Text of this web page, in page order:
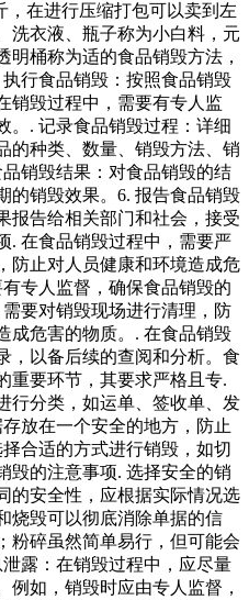
，在进行压缩打包可以卖到左
衣液、瓶子称为小白料，元
桶称为适的食品销毁方法，
行食品销毁：按照食品销毁
销毁过程中，需要有专人监
。. 记录食品销毁过程：详细
的种类、数量、销毁方法、销
销毁结果：对食品销毁的结
的销毁效果。6. 报告食品销毁
报告给相关部门和社会，接受
. 在食品销毁过程中，需要严
防止对人员健康和环境造成危
专人监督，确保食品销毁的
要对销毁现场进行清理，防
成危害的物质。. 在食品销毁
，以备后续的查阅和分析。食
重要环节，其要求严格且专.
行分类，如运单、签收单、发
放在一个安全的地方，防止
合适的方式进行销毁，如切
毁的注意事项. 选择安全的销
的安全性，应根据实际情况选
烧毁可以彻底消除单据的信
粉碎虽然简单易行，但可能会
露：在销毁过程中，应尽量
如，销毁时应由专人监督，